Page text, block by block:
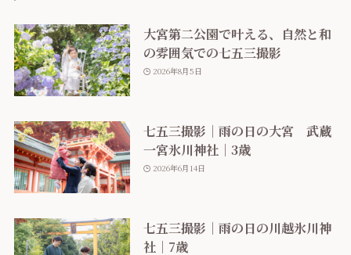
大宮第二公園で叶える、自然と和
の雰囲気での七五三撮影
2026年8月5日
七五三撮影｜雨の日の大宮 武蔵
一宮氷川神社｜3歳
2026年6月14日
七五三撮影｜雨の日の川越氷川神
社｜7歳